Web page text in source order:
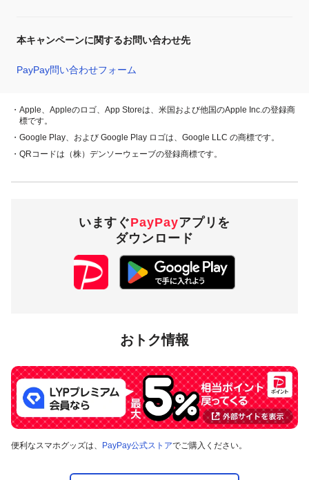
本キャンペーンに関するお問い合わせ先
PayPay問い合わせフォーム
・Apple、Appleのロゴ、App Storeは、米国および他国のApple Inc.の登録商
標です。
・Google Play、および Google Play ロゴは、Google LLC の商標です。
・QRコードは（株）デンソーウェーブの登録商標です。
いますぐPayPayアプリを
ダウンロード
おトク情報
便利なスマホグッズは、 PayPay公式ストアでご購入ください。